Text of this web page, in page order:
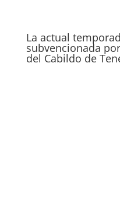
La actual
subvencionada
del Cabildo de